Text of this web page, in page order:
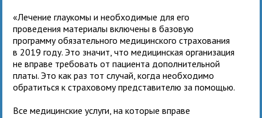
«Лечение глаукомы и необходимые для его
проведения материалы включены в базовую
программу обязательного медицинского страхования
в 2019 году. Это значит, что медицинская организация
не вправе требовать от пациента дополнительной
платы. Это как раз тот случай, когда необходимо
обратиться к страховому представителю за помощью.
Все медицинские услуги, на которые вправе